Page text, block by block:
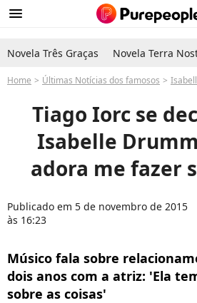
menu
Novela Três Graças Novela Terra
Home Últimas Notícias dos famosos
Tiago Iorc se
Isabelle
adora me fazer
Publicado em 5 de novembro de 2015
às 16:23
Músico fala sobre
dois anos com a atriz: 'Ela
sobre as coisas'